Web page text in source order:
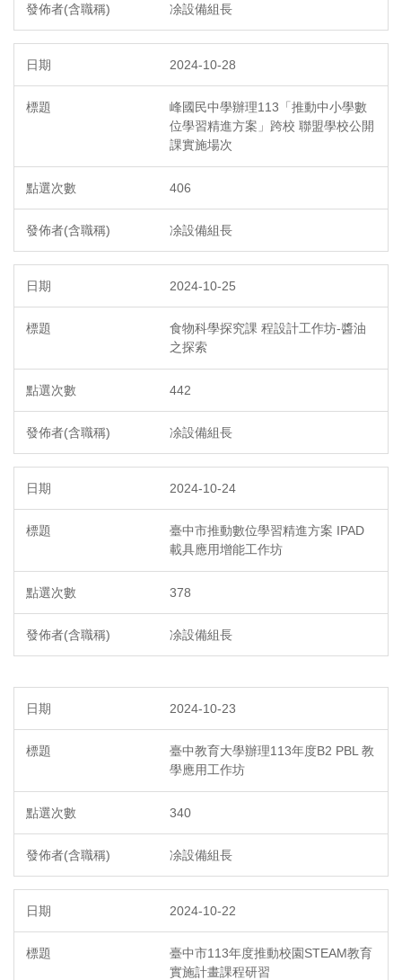
凃設備組長
2024-10-28
峰國民中學辦理113「推動中小學數
位學習精進方案」跨校 聯盟學校公開
課實施場次
406
凃設備組長
2024-10-25
食物科學探究課 程設計工作坊-醬油
之探索
442
凃設備組長
2024-10-24
臺中市推動數位學習精進方案 IPAD
載具應用增能工作坊
378
凃設備組長
2024-10-23
臺中教育大學辦理113年度B2 PBL 教
學應用工作坊
340
凃設備組長
2024-10-22
臺中市113年度推動校園STEAM教育
實施計畫課程研習